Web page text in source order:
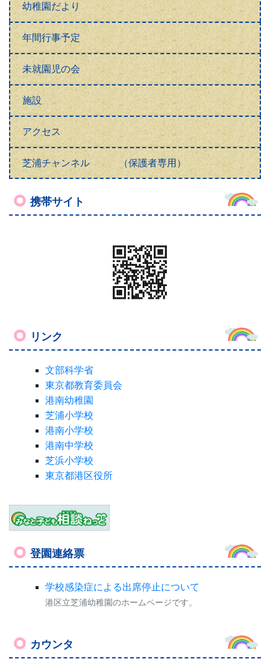
幼稚園だより
年間行事予定
未就園児の会
施設
アクセス
芝浦チャンネル （保護者専用）
携帯サイト
リンク
文部科学省
東京都教育委員会
港南幼稚園
芝浦小学校
港南小学校
港南中学校
芝浜小学校
東京都港区役所
登園連絡票
学校感染症による出席停止について
港区立芝浦幼稚園のホームページです。
カウンタ